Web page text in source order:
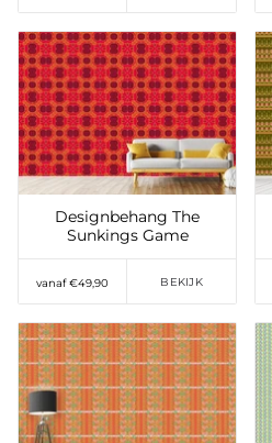
Toevoegen aan
verlanglijst
Designbehang The
Sunkings Game
vanaf €49,90 BEKIJK
Toevoegen aan